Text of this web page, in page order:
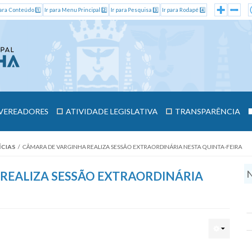
Conteúdo 1️⃣ Ir para Menu Principal 2️⃣ Ir para Pesquisa 3️⃣ Ir para Rodapé 4️⃣
ATIVIDADE LEGISLATIVA TRANSPARÊNCIA
/ CÂMARA DE VARGINHA REALIZA SESSÃO EXTRAORDINÁRIA NESTA QUINTA-FEIRA
SESSÃO EXTRAORDINÁRIA